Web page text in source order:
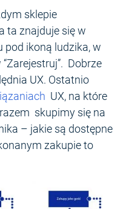
sklepie
ta znajduje się w
pod ikoną ludzika, w
Dobrze
UX. Ostatnio
UX, na które
skupimy się na
– jakie są dostępne
zakupie to